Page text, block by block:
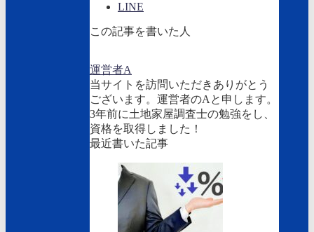
LINE
この記事を書いた人
運営者A
当サイトを訪問いただきありがとう
ございます。運営者のAと申します。
3年前に土地家屋調査士の勉強をし、
資格を取得しました！
最近書いた記事